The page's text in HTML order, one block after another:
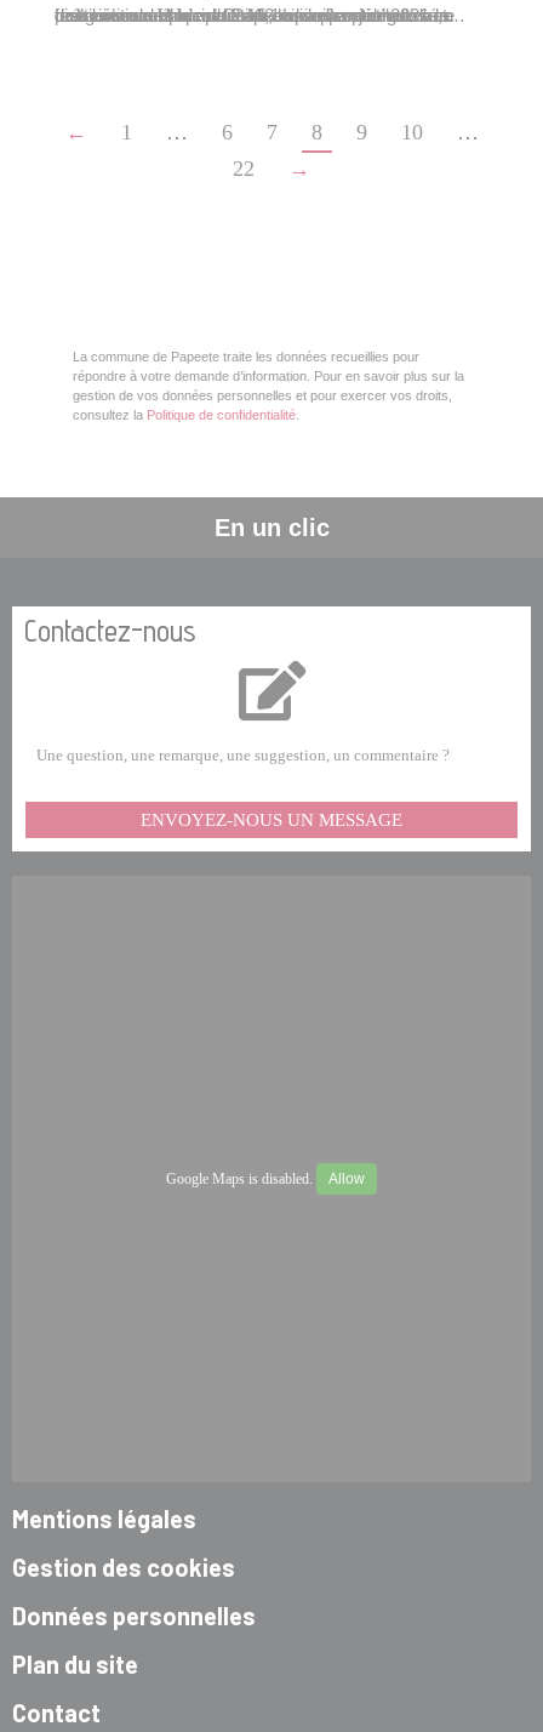
La cuisine centrale de Papeete a réceptionné deux fourgons neufs le mercredi 1er septembre 2021 en présence de Vincent Coué, conseiller délégué à la restauration municipale. La cuisine centrale assure ordinairement la production, la livraison et la distribution de plus de 2 400 repas par jour ouvré, destinés aux élèves des dix écoles maternelles et…
← 1 … 6 7 8 9 10
…
22
→
La commune de Papeete traite les données recueillies pour
répondre à votre demande d’information. Pour en savoir plus sur la
gestion de vos données personnelles et pour exercer vos droits,
consultez la Politique de confidentialité
En un clic
Contactez-nous
Une question, une remarque, une suggestion, un commentaire ?
ENVOYEZ-NOUS UN MESSAGE
Google Maps is disabled. Allow
Mentions légales
Gestion des cookies
Données personnelles
Plan du site
Contact